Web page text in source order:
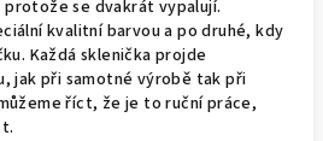
se dvakrát vypalují.
kvalitní barvou a po druhé, kdy
Každá sklenička projde
jak při samotné výrobě tak při
říct, že je to ruční práce,